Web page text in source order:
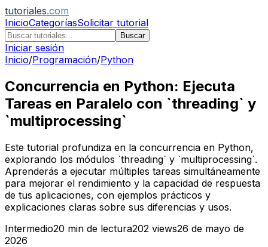
tutoriales.com
InicioCategoríasSolicitar tutorial
Buscar
Iniciar sesión
Inicio/Programación/Python
Concurrencia en Python: Ejecuta
Tareas en Paralelo con `threading` y
`multiprocessing`
Este tutorial profundiza en la concurrencia en Python,
explorando los módulos `threading` y `multiprocessing`.
Aprenderás a ejecutar múltiples tareas simultáneamente
para mejorar el rendimiento y la capacidad de respuesta
de tus aplicaciones, con ejemplos prácticos y
explicaciones claras sobre sus diferencias y usos.
Intermedio20 min de lectura202 views26 de mayo de
2026